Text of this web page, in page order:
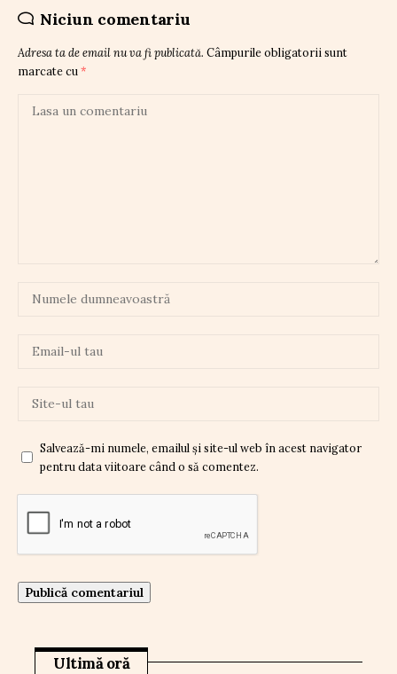
Niciun comentariu
Adresa ta de email nu va fi publicată. Câmpurile obligatorii sunt
marcate cu *
Salvează-mi numele, emailul și site-ul web în acest navigator
pentru data viitoare când o să comentez.
Ultimă oră